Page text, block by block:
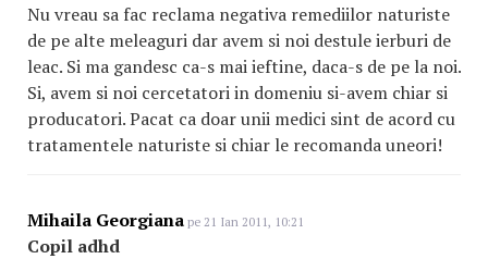
Nu vreau sa fac reclama negativa remediilor naturiste
de pe alte meleaguri dar avem si noi destule ierburi de
leac. Si ma gandesc ca-s mai ieftine, daca-s de pe la noi.
Si, avem si noi cercetatori in domeniu si-avem chiar si
producatori. Pacat ca doar unii medici sint de acord cu
tratamentele naturiste si chiar le recomanda uneori!
Mihaila Georgiana pe 21 Ian 2011, 10:21
Copil adhd